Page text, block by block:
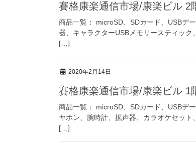
賽格康楽通信市場/康楽ビル 2
商品一覧： microSD、SDカード、USBデ
器、キャラクターUSBメモリースティッ
[…]
2020年2月14日
賽格康楽通信市場/康楽ビル 1
商品一覧： microSD、SDカード、USBデ
ヤホン、腕時計、拡声器、カラオケセッ
[…]